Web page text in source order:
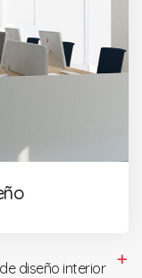
diseño interior